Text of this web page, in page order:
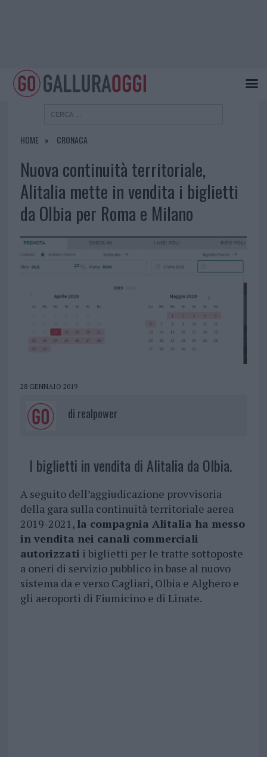
HOME CRONACA
Nuova continuità territoriale,
Alitalia mette in vendita i biglietti
da Olbia per Roma e Milano
28 GENNAIO 2019
di realpower
I biglietti in vendita di Alitalia da Olbia.
A seguito dell’aggiudicazione provvisoria
della gara sulla continuità territoriale aerea
2019-2021, la compagnia Alitalia ha messo
in vendita nei canali commerciali
autorizzati i biglietti per le tratte sottoposte
a oneri di servizio pubblico in base al nuovo
sistema da e verso Cagliari, Olbia e Alghero e
gli aeroporti di Fiumicino e di Linate.